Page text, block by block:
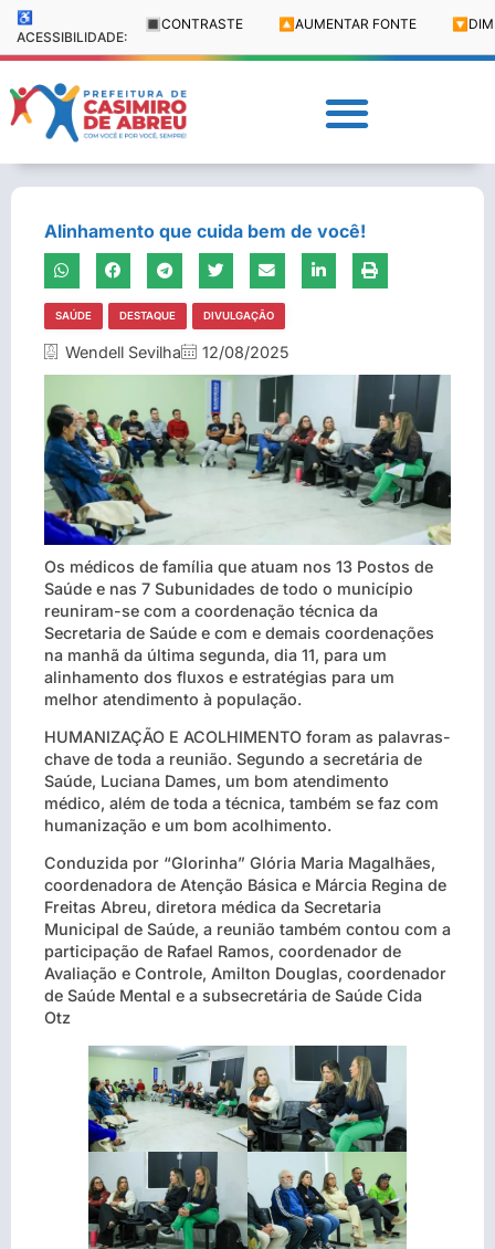
♿
ACESSIBILIDADE:
🔳 CONTRASTE 🔼 AUMENTAR FONTE 🔽
Alinhamento que cuida bem de você!
SAÚDE DESTAQUE DIVULGAÇÃO
Wendell Sevilha 12/08/2025
Os médicos de família que atuam nos 13 Postos de
Saúde e nas 7 Subunidades de todo o município
reuniram-se com a coordenação técnica da
Secretaria de Saúde e com e demais coordenações
na manhã da última segunda, dia 11, para um
alinhamento dos fluxos e estratégias para um
melhor atendimento à população.
HUMANIZAÇÃO E ACOLHIMENTO foram as palavras-
chave de toda a reunião. Segundo a secretária de
Saúde, Luciana Dames, um bom atendimento
médico, além de toda a técnica, também se faz com
humanização e um bom acolhimento.
Conduzida por “Glorinha” Glória Maria Magalhães,
coordenadora de Atenção Básica e Márcia Regina de
Freitas Abreu, diretora médica da Secretaria
Municipal de Saúde, a reunião também contou com a
participação de Rafael Ramos, coordenador de
Avaliação e Controle, Amilton Douglas, coordenador
de Saúde Mental e a subsecretária de Saúde Cida
Otz